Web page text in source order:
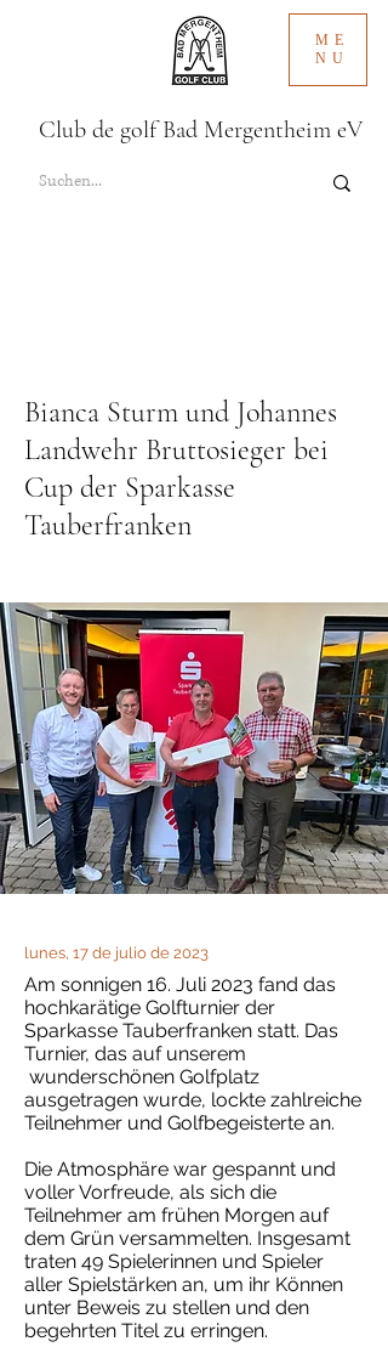
ME
NU
Club de golf Bad Mergentheim eV
Bianca Sturm und Johannes
Landwehr Bruttosieger bei
Cup der Sparkasse
Tauberfranken
lunes, 17 de julio de 2023
Am sonnigen 16. Juli 2023 fand das
hochkarätige Golfturnier der
Sparkasse Tauberfranken statt. Das
Turnier, das auf unserem
wunderschönen Golfplatz
ausgetragen wurde, lockte zahlreiche
Teilnehmer und Golfbegeisterte an.
Die Atmosphäre war gespannt und
voller Vorfreude, als sich die
Teilnehmer am frühen Morgen auf
dem Grün versammelten. Insgesamt
traten 49 Spielerinnen und Spieler
aller Spielstärken an, um ihr Können
unter Beweis zu stellen und den
begehrten Titel zu erringen.